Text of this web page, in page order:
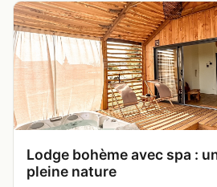
Lodge bohème avec spa :
pleine nature